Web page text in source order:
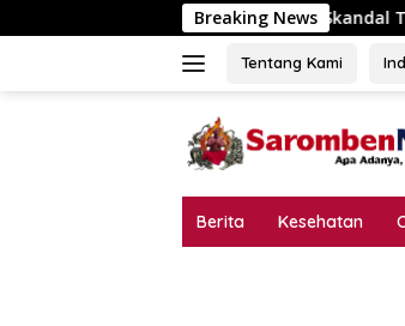
ke
Breaking News
Skandal Tata Kelola P3-TGAI
Tentang Kami
Berita Kesehatan